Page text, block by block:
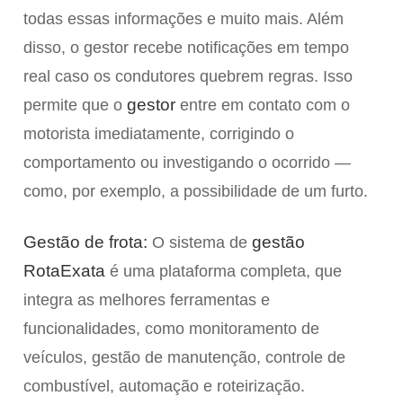
todas essas informações e muito mais. Além
disso, o gestor recebe notificações em tempo
real caso os condutores quebrem regras. Isso
permite que o gestor entre em contato com o
motorista imediatamente, corrigindo o
comportamento ou investigando o ocorrido —
como, por exemplo, a possibilidade de um furto.
Gestão de frota: O sistema de gestão
RotaExata é uma plataforma completa, que
integra as melhores ferramentas e
funcionalidades, como monitoramento de
veículos, gestão de manutenção, controle de
combustível, automação e roteirização.